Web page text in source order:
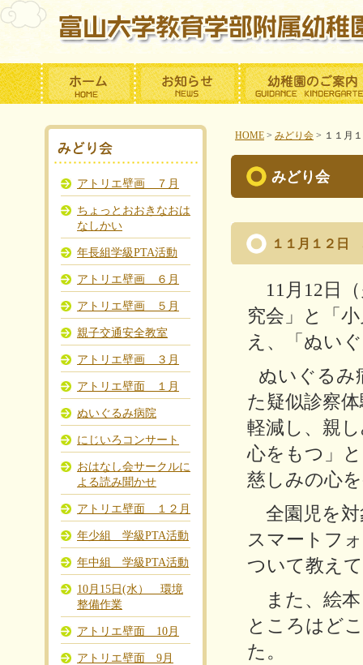
HOME > みどり会 > １１月
みどり会
１１月１２日
11 月 12日
究会」と「
え、「ぬい
ぬいぐるみ
た疑似診察
軽減し、親
心をもつ」
慈しみの心
全園児を対
スマートフ
ついて教え
また、絵本
ところはど
た。
アトリエ壁画 ７月
ちょっとおおきなおは
なしかい
年長組学級PTA活動
アトリエ壁画 ６月
アトリエ壁画 ５月
親子交通安全教室
アトリエ壁画 ３月
アトリエ壁面 １月
ぬいぐるみ病院
にじいろコンサート
おはなし会サークルに
よる読み聞かせ
アトリエ壁面 １２月
年少組 学級PTA活動
年中組 学級PTA活動
10月15日(水） 環境
整備作業
アトリエ壁面 10月
アトリエ壁面 9月